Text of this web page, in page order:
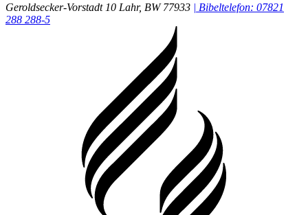
Geroldsecker-Vorstadt 10 Lahr, BW 77933 | Bibeltelefon: 07821
288 288-5